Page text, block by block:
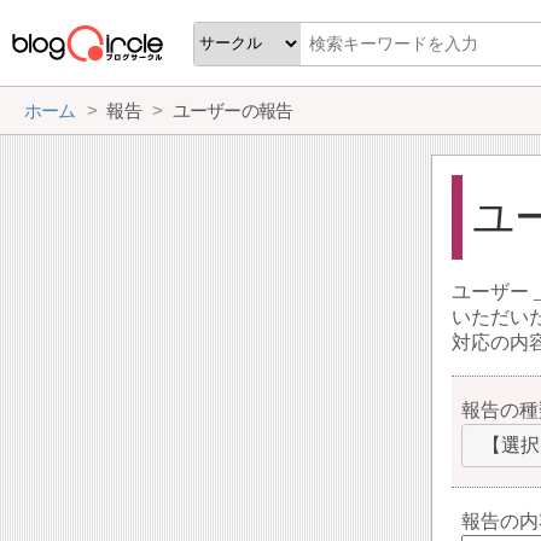
ホーム 報告 ユーザーの報告
ユ
ユーザー
いただい
対応の内
報告の
【選
報告の